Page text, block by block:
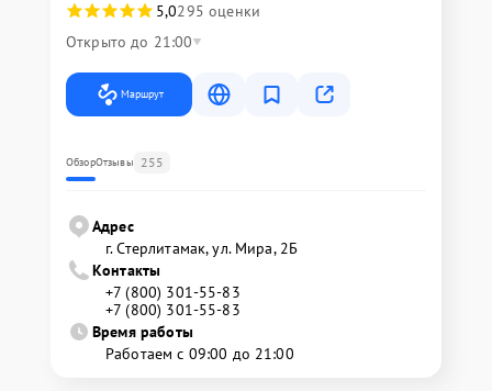
5,0295 оценки
Открыто до 21:00
Маршрут
ОбзорОтзывы 255
Адрес
г. Стерлитамак, ул. Мира, 2Б
Контакты
+7 (800) 301-55-83
+7 (800) 301-55-83
Время работы
Работаем с 09:00 до 21:00